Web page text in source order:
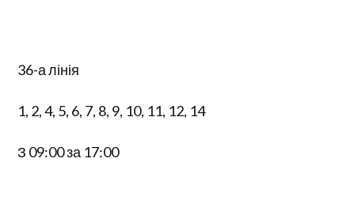
36-а лінія
1, 2, 4, 5, 6, 7, 8, 9, 10, 11, 12, 14
З 09:00 за 17:00